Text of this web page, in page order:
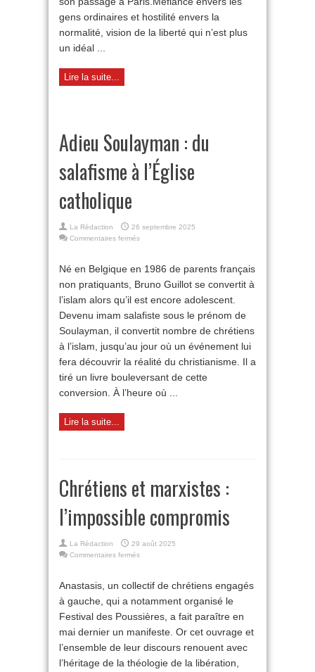
gens ordinaires et hostilité envers la
normalité, vision de la liberté qui n’est plus
un idéal ...
Lire la suite...
Adieu Soulayman : du
salafisme à l’Église
catholique
La Rédaction
26 septembre 2025
Commentaires ferméssur
du
salafisme
l’Église
catholique
Né en Belgique en 1986 de parents français
non pratiquants, Bruno Guillot se convertit à
l’islam alors qu’il est encore adolescent.
Devenu imam salafiste sous le prénom de
Soulayman, il convertit nombre de chrétiens
à l’islam, jusqu’au jour où un événement lui
fera découvrir la réalité du christianisme. Il a
tiré un livre bouleversant de cette
conversion. À l’heure où ...
Lire la suite...
Chrétiens et marxistes :
l’impossible compromis
La Rédaction
29 août 2025
Commentaires ferméssur
marxistes :
l’impossible
Anastasis, un collectif de chrétiens engagés
à gauche, qui a notamment organisé le
Festival des Poussières, a fait paraître en
mai dernier un manifeste. Or cet ouvrage et
l’ensemble de leur discours renouent avec
l’héritage de la théologie de la libération,